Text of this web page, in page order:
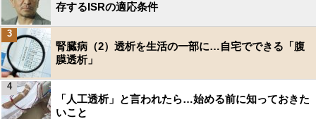
存するISRの適応条件
腎臓病（2）透析を生活の一部に…自宅でできる「腹
膜透析」
3
「人工透析」と言われたら…始める前に知っておきた
いこと
4